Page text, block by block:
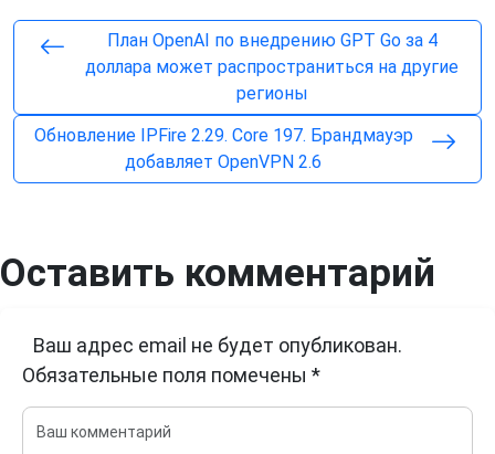
План OpenAI по внедрению GPT Go за 4
доллара может распространиться на другие
регионы
Обновление IPFire 2.29. Core 197. Брандмауэр
добавляет OpenVPN 2.6
Оставить комментарий
Ваш адрес email не будет опубликован.
Обязательные поля помечены *